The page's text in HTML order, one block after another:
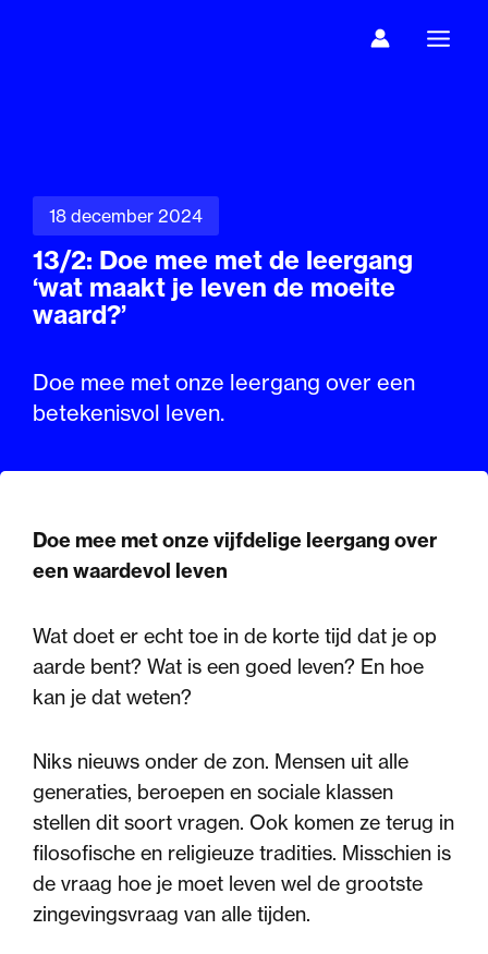
18 december 2024
13/2: Doe mee met de leergang
‘wat maakt je leven de moeite
waard?’
Doe mee met onze leergang over een
betekenisvol leven.
Doe mee met onze vijfdelige leergang over
een waardevol leven
Wat doet er echt toe in de korte tijd dat je op
aarde bent? Wat is een goed leven? En hoe
kan je dat weten?
Niks nieuws onder de zon. Mensen uit alle
generaties, beroepen en sociale klassen
stellen dit soort vragen. Ook komen ze terug in
filosofische en religieuze tradities. Misschien is
de vraag hoe je moet leven wel de grootste
zingevingsvraag van alle tijden.